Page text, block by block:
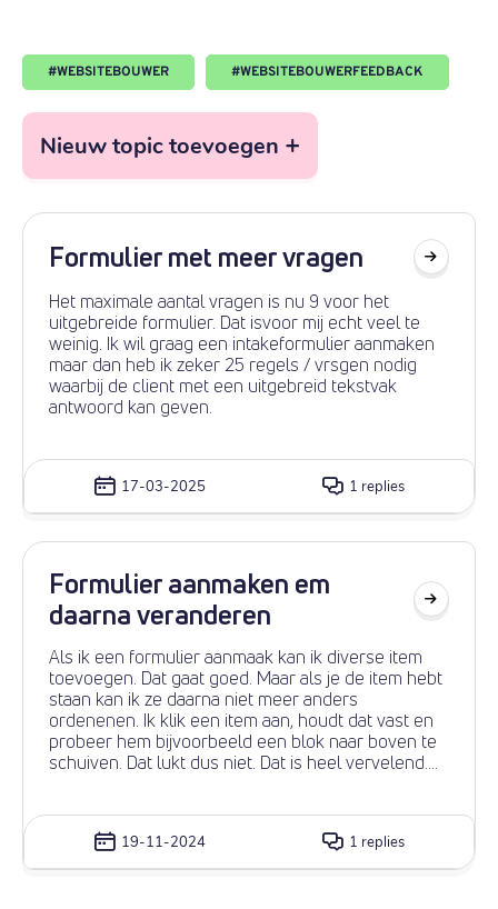
#WEBSITEBOUWER #WEBSITEBOUWERFEEDBACK
Nieuw topic toevoegen +
Formulier met meer vragen
Het maximale aantal vragen is nu 9 voor het
uitgebreide formulier. Dat isvoor mij echt veel te
weinig. Ik wil graag een intakeformulier aanmaken
maar dan heb ik zeker 25 regels / vrsgen nodig
waarbij de client met een uitgebreid tekstvak
antwoord kan geven.
17-03-2025 1 replies
Formulier aanmaken em
daarna veranderen
Als ik een formulier aanmaak kan ik diverse item
toevoegen. Dat gaat goed. Maar als je de item hebt
staan kan ik ze daarna niet meer anders
ordenenen. Ik klik een item aan, houdt dat vast en
probeer hem bijvoorbeeld een blok naar boven te
schuiven. Dat lukt dus niet. Dat is heel vervelend.
19-11-2024 1 replies